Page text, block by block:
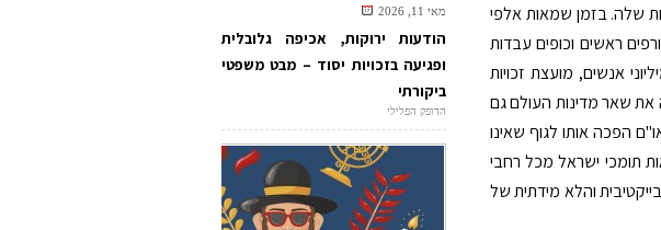
שלה. בזמן שמאות אלפי
ראשים וכופים עבדות
אנשים, מועצת זכויות
שאר מדינות העולם גם
הפכה אותו לגוף שאינו
תומכי ישראל מכל רחבי
והלא מידתית של
מאי 11, 2026
הודעות ירוקות, אכיפה גלובלית
ופגיעה בזכויות יסוד – מבט משפטי
ביקורתי
הדופק הפלילי